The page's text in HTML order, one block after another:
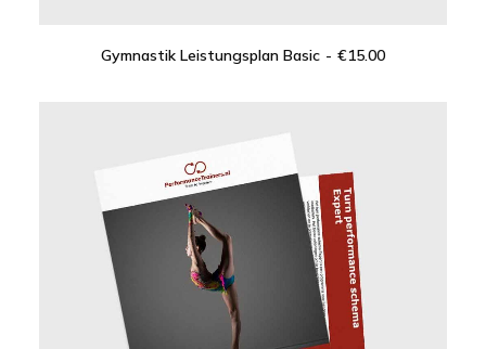
Anmeldung Registrieren
IN DEN WARENKORB
Gymnastik Leistungsplan Basic €15.00